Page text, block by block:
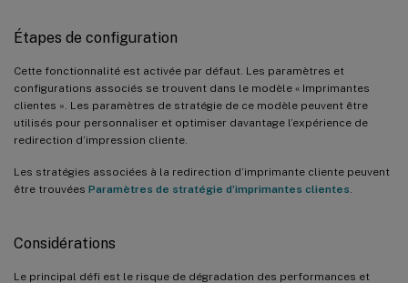
Étapes de configuration
Cette fonctionnalité est activée par défaut. Les paramètres et
configurations associés se trouvent dans le modèle « Imprimantes
clientes ». Les paramètres de stratégie de ce modèle peuvent être
utilisés pour personnaliser et optimiser davantage l’expérience de
redirection d’impression cliente.
Les stratégies associées à la redirection d’imprimante cliente peuvent
être trouvées Paramètres de stratégie d’imprimantes clientes
Considérations
Le principal défi est le risque de dégradation des performances et